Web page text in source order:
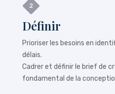
Définir
Prioriser les besoins en
délais.
Cadrer et définir le brief de
fondamental de la